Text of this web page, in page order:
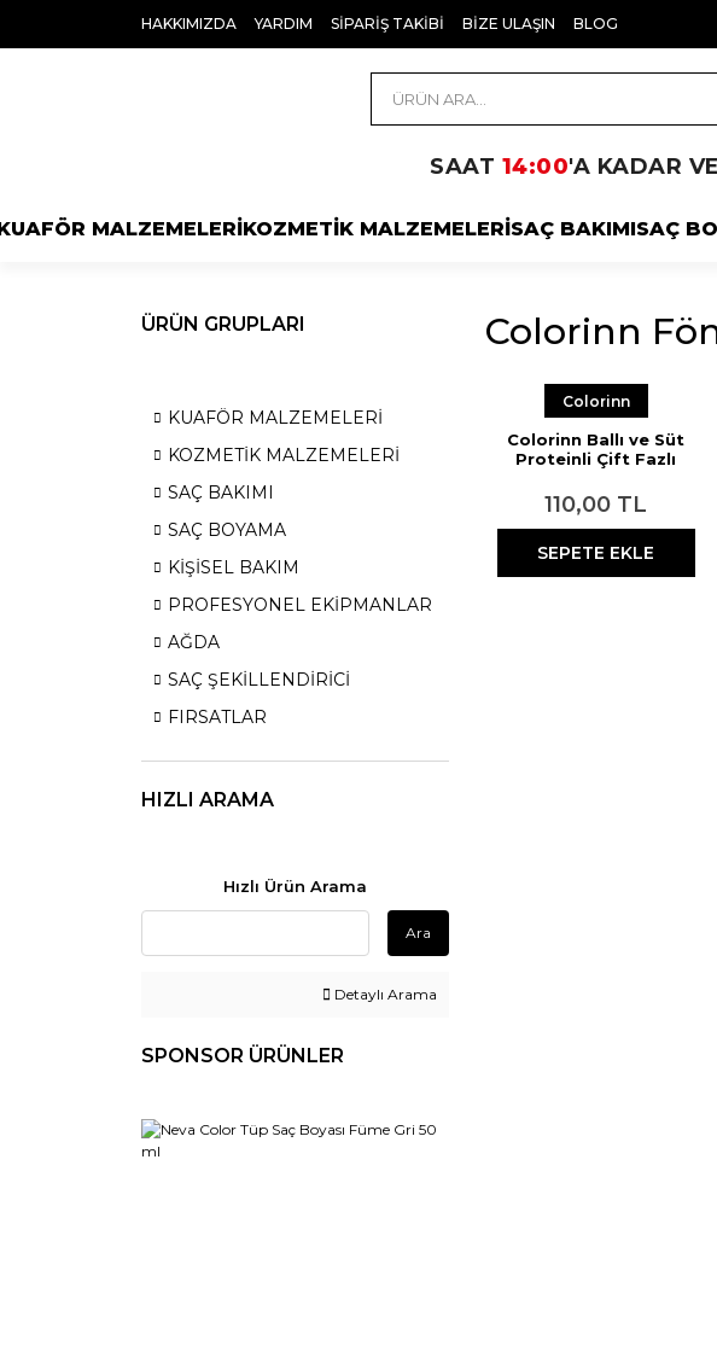
HAKKIMIZDA YARDIM SİPARİŞ TAKİBİ BİZE ULAŞIN BLOG
SAAT 14:00'A KADAR
MALZEMELERİKOZMETİK MALZEMELERİSAÇ BAKIMISAÇ
ÜRÜN GRUPLARI
KUAFÖR MALZEMELERİ
KOZMETİK MALZEMELERİ
SAÇ BAKIMI
SAÇ BOYAMA
KİŞİSEL BAKIM
PROFESYONEL EKİPMANLAR
AĞDA
SAÇ ŞEKİLLENDİRİCİ
FIRSATLAR
HIZLI ARAMA
Hızlı Ürün Arama
Ara
Detaylı Arama
SPONSOR ÜRÜNLER
Colorinn
Colorinn
Colorinn Ballı ve Süt
Proteinli Çift Fazlı
110,00 TL
SEPETE EKLE